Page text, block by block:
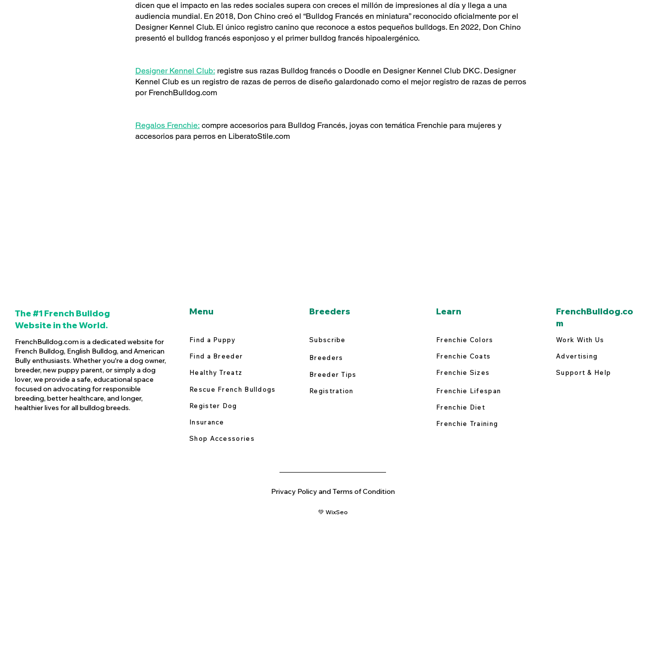
dicen que el impacto en las redes sociales supera con creces el millón de impresiones al día y llega a una
audiencia mundial. En 2018, Don Chino creó el “Bulldog Francés en miniatura” reconocido oficialmente por el
Designer Kennel Club. El único registro canino que reconoce a estos pequeños bulldogs. En 2022, Don Chino
presentó el bulldog francés esponjoso y el primer bulldog francés hipoalergénico.
Designer Kennel Club: registre sus razas Bulldog francés o Doodle en Designer Kennel Club DKC. Designer
Kennel Club es un registro de razas de perros de diseño galardonado como el mejor registro de razas de perros
por FrenchBulldog.com
Regalos Frenchie: compre accesorios para Bulldog Francés, joyas con temática Frenchie para mujeres y
accesorios para perros en LiberatoStile.com
The #1 French Bulldog
Website in the World.
FrenchBulldog.com is a dedicated website for
French Bulldog, English Bulldog, and American
Bully enthusiasts. Whether you're a dog owner,
breeder, new puppy parent, or simply a dog
lover, we provide a safe, educational space
focused on advocating for responsible
breeding, better healthcare, and longer,
healthier lives for all bulldog breeds.
Menu
Find a Puppy
Find a Breeder
Healthy Treatz
Rescue French Bulldogs
Register Dog
Insurance
Breeders
Subscribe
Breeders
Breeder Tips
Registration
Shop Accessories
Learn
Frenchie Colors
Frenchie Coats
Frenchie Sizes
Frenchie Lifespan
Frenchie Diet
Frenchie Training
FrenchBulldog.co
m
Work With Us
Advertising
Support & Help
Privacy Policy and Terms of Condition
💚 WixSeo